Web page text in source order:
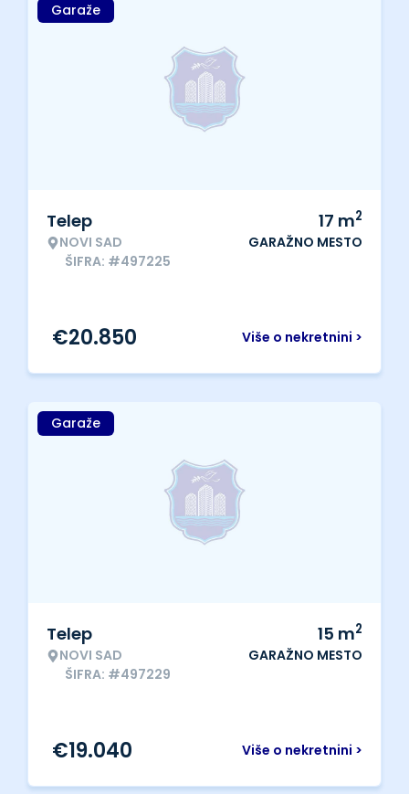
Garaže
Telep
NOVI SAD
ŠIFRA: #497225
17 m2
GARAŽNO MESTO
Više o nekretnini >
€20.850
Garaže
Telep
NOVI SAD
ŠIFRA: #497229
15 m2
GARAŽNO MESTO
Više o nekretnini >
€19.040